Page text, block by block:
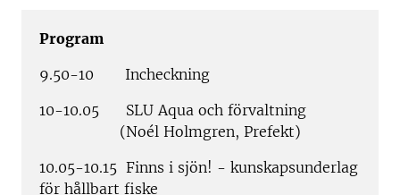
Program
9.50-10 Incheckning
10-10.05 SLU Aqua och förvaltning
(Noél Holmgren, Prefekt)
10.05-10.15 Finns i sjön! - kunskapsunderlag
för hållbart fiske